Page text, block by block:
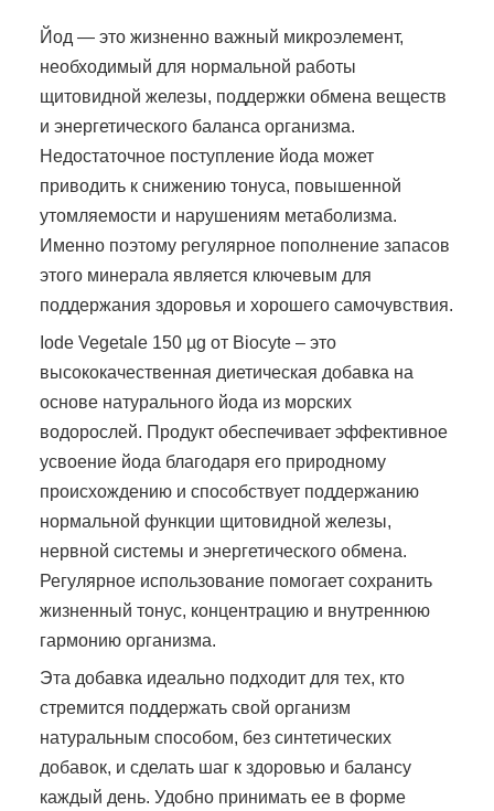
Йод — это жизненно важный микроэлемент,
необходимый для нормальной работы
щитовидной железы, поддержки обмена веществ
и энергетического баланса организма.
Недостаточное поступление йода может
приводить к снижению тонуса, повышенной
утомляемости и нарушениям метаболизма.
Именно поэтому регулярное пополнение запасов
этого минерала является ключевым для
поддержания здоровья и хорошего самочувствия.
Iode Vegetale 150 µg от Biocyte – это
высококачественная диетическая добавка на
основе натурального йода из морских
водорослей. Продукт обеспечивает эффективное
усвоение йода благодаря его природному
происхождению и способствует поддержанию
нормальной функции щитовидной железы,
нервной системы и энергетического обмена.
Регулярное использование помогает сохранить
жизненный тонус, концентрацию и внутреннюю
гармонию организма.
Эта добавка идеально подходит для тех, кто
стремится поддержать свой организм
натуральным способом, без синтетических
добавок, и сделать шаг к здоровью и балансу
каждый день. Удобно принимать ее в форме